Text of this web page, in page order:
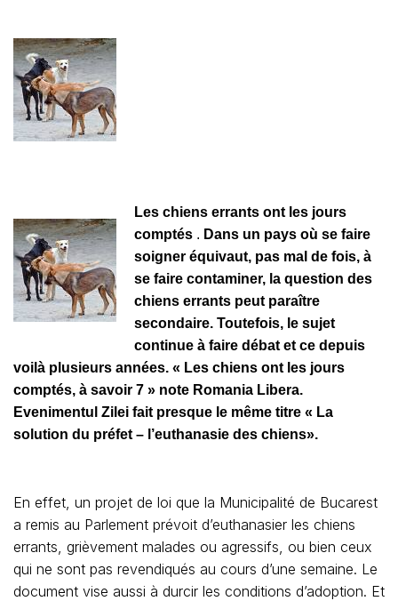
Les chiens errants ont les jours
comptés . Dans un pays où se faire
soigner équivaut, pas mal de fois, à
se faire contaminer, la question des
chiens errants peut paraître
secondaire. Toutefois, le sujet
continue à faire débat et ce depuis
voilà plusieurs années. « Les chiens ont les jours
comptés, à savoir 7 » note Romania Libera.
Evenimentul Zilei fait presque le même titre « La
solution du préfet – l’euthanasie des chiens».
En effet, un projet de loi que la Municipalité de Bucarest
a remis au Parlement prévoit d’euthanasier les chiens
errants, grièvement malades ou agressifs, ou bien ceux
qui ne sont pas revendiqués au cours d’une semaine. Le
document vise aussi à durcir les conditions d’adoption. Et